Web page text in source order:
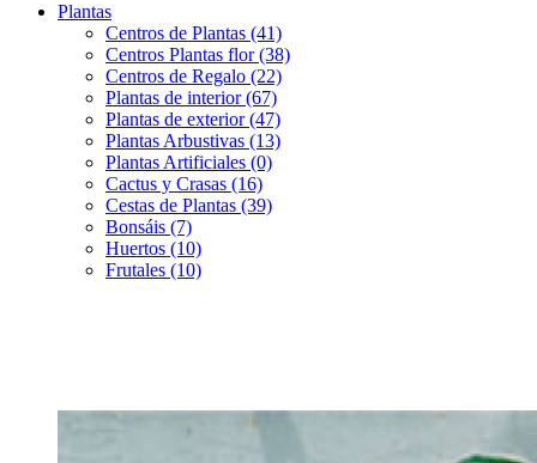
Plantas
Centros de Plantas (41)
Centros Plantas flor (38)
Centros de Regalo (22)
Plantas de interior (67)
Plantas de exterior (47)
Plantas Arbustivas (13)
Plantas Artificiales (0)
Cactus y Crasas (16)
Cestas de Plantas (39)
Bonsáis (7)
Huertos (10)
Frutales (10)